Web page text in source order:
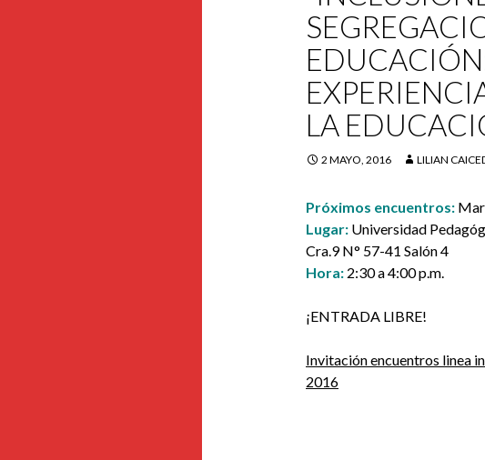
LA
2 MAYO, 2016 LILIAN
Próximos encuentros:
Lugar: Universidad
Cra.9 N° 57-41 Salón 4
Hora: 2:30 a 4:00 p.m.
¡ENTRADA LIBRE!
Invitación encuentros linea
2016